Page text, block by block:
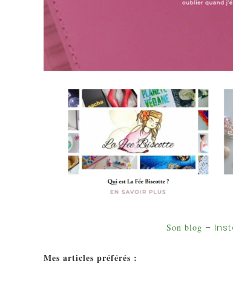
Son blog –
Mes articles préférés :